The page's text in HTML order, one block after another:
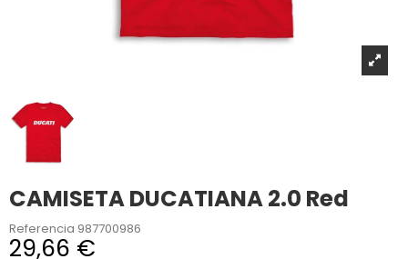
CAMISETA DUCATIANA 2.0 Red
Referencia 987700986
29,66 €